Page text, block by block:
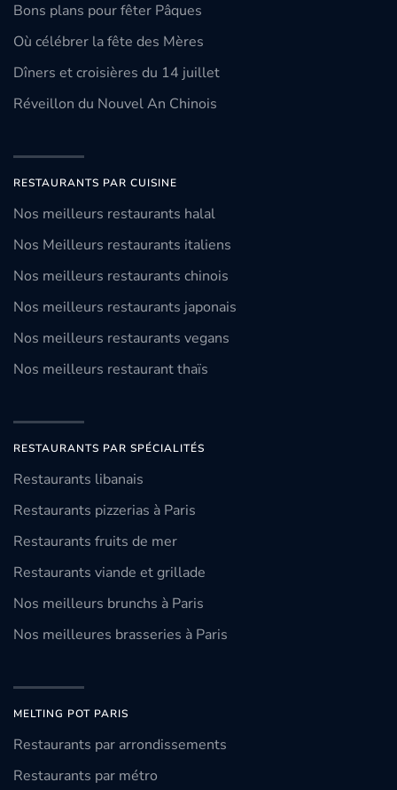
Bons plans pour fêter Pâques
Où célébrer la fête des Mères
Dîners et croisières du 14 juillet
Réveillon du Nouvel An Chinois
RESTAURANTS PAR CUISINE
Nos meilleurs restaurants halal
Nos Meilleurs restaurants italiens
Nos meilleurs restaurants chinois
Nos meilleurs restaurants japonais
Nos meilleurs restaurants vegans
Nos meilleurs restaurant thaïs
RESTAURANTS PAR SPÉCIALITÉS
Restaurants libanais
Restaurants pizzerias à Paris
Restaurants fruits de mer
Restaurants viande et grillade
Nos meilleurs brunchs à Paris
Nos meilleures brasseries à Paris
MELTING POT PARIS
Restaurants par arrondissements
Restaurants par métro